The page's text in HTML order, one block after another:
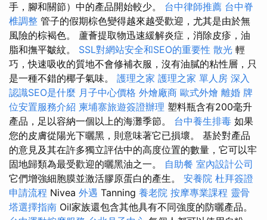
手，腳和關節）中的產品開始較少。 台中律師推薦 台中脊
椎調整 管子的假期棕色變得越來越受歡迎，尤其是由於無
風險的棕褐色。 蘆薈提取物迅速緩解炎症，消除皮疹，油
脂和撫平皺紋。 SSL對網站安全和SEO的重要性 散光 輕
巧，快速吸收的質地不會修補衣服，沒有油膩的粘性層，只
是一種不錯的椰子氣味。 護理之家 護理之家 單人房 深入
認識SEO是什麼 月子中心價格 外燴廠商 歐式外燴 離婚 牌
位安置服務介紹 柬埔寨旅遊簽證辦理 塑料瓶含有200毫升
產品，足以容納一個以上的海灘季節。 台中養生排毒 如果
您的皮膚從陽光下曬黑，則意味著它已損壞。 基於對產品
的意見及其在許多獨立評估中的高度位置的數量，它可以牢
固地歸類為最受歡迎的曬黑油之一。 自助餐 室內設計公司
它們增強細胞膜並激活膠原蛋白的產生。 安養院 杜拜簽證
申請流程 Nivea 外遇 Tanning 養老院 按摩專業課程 靈骨
塔選擇指南 Oil家族還包含其他具有不同強度的防曬產品。